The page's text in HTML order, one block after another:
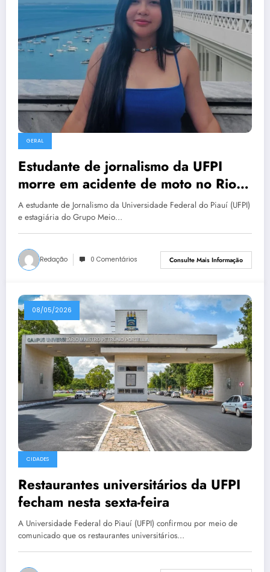
GERAL
Estudante de jornalismo da UFPI
morre em acidente de moto no Rio
de Janeiro
A estudante de Jornalismo da Universidade Federal do Piauí (UFPI)
e estagiária do Grupo Meio…
Redação 0 Comentários Consulte Mais Informação
08/05/2026
CIDADES
Restaurantes universitários da UFPI
fecham nesta sexta-feira
A Universidade Federal do Piauí (UFPI) confirmou por meio de
comunicado que os restaurantes universitários…